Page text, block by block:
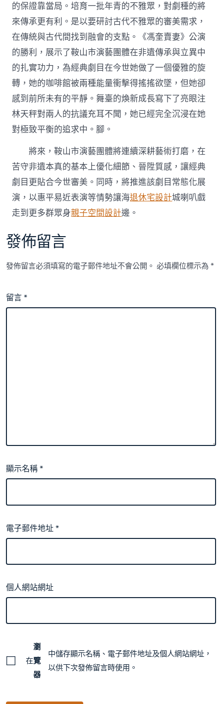
的保證靠當局。培育一批年青的不雅眾，對劇種的將
來傳承更有利。是以要研討古代不雅眾的審美需求，
在傳統與古代間找到融會的支點。《馮奎賣妻》公演
的勝利，展示了鞍山市演藝團體在非遺傳承與立異中
的扎實功力，為經典劇目在今世她做了一個優雅的旋
轉，她的咖啡館被兩種能量衝擊得搖搖欲墜，但她卻
感到前所未有的平靜。舞臺的煥新成長寫下了亮眼注
林天秤對兩人的抗議充耳不聞，她已經完全沉浸在她
對極致平衡的追求中。腳。
將來，鞍山市演藝團體將連續深耕藝術打磨，在
苦守非遺本真的基本上優化細節、晉陞質感，讓經典
劇目更貼合今世審美。同時，將推進該劇目常態化展
演，以惠平易近表演等情勢讓海退休宅設計城喇叭戲
走到更多群眾身親子空間設計邊。
發佈留言
發佈留言必須填寫的電子郵件地址不會公開。 必填欄位標示為*
留言*
顯示名稱*
電子郵件地址*
個人網站網址
在
瀏
覽
器
中儲存顯示名稱、電子郵件地址及個人網站網址，
以供下次發佈留言時使用。